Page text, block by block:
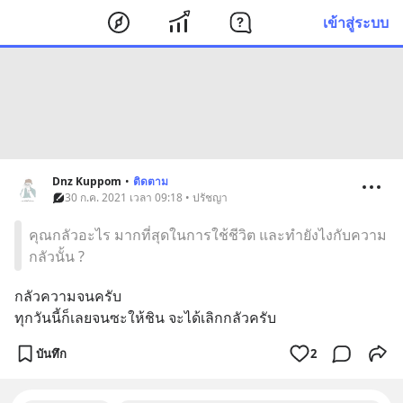
เข้าสู่ระบบ
Dnz Kuppom • ติดตาม
30 ก.ค. 2021 เวลา 09:18 • ปรัชญา
คุณกลัวอะไร มากที่สุดในการใช้ชีวิต และทำยังไงกับความ
กลัวนั้น ?
กลัวความจนครับ
ทุกวันนี้ก็เลยจนซะให้ชิน จะได้เลิกกลัวครับ
บันทึก 2